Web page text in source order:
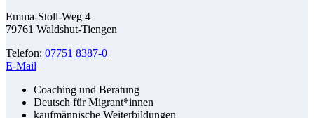
Emma-Stoll-Weg 4
79761 Waldshut-Tiengen
Telefon: 07751 8387-0
E-Mail
Coaching und Beratung
Deutsch für Migrant*innen
kaufmännische Weiterbildungen